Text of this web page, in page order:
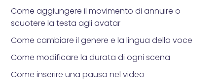
Come aggiungere il movimento di annuire o
scuotere la testa agli avatar
Come cambiare il genere e la lingua della voce
Come modificare la durata di ogni scena
Come inserire una pausa nel video